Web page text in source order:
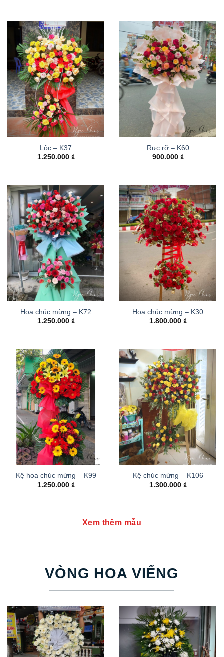
Lộc – K37
1.250.000 ₫
Rực rỡ – K60
900.000 ₫
Hoa chúc mừng – K72
1.250.000 ₫
Hoa chúc mừng – K30
1.800.000 ₫
Kệ hoa chúc mừng – K99
1.250.000 ₫
Kệ chúc mừng – K106
1.300.000 ₫
Xem thêm mẫu
VÒNG HOA VIẾNG